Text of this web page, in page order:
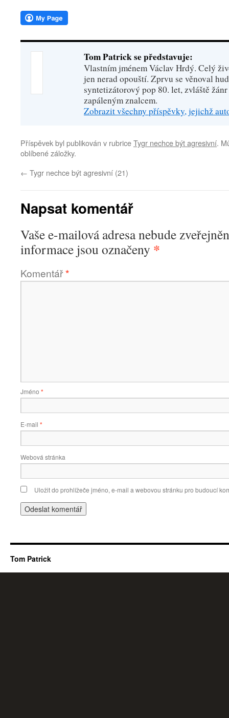
Tom Patrick se představuje:
Vlastním jménem Václav Hrdý. Celý
jen nerad opouští. Zprvu se věnoval
syntetizátorový pop 80. let, zvláště
zapáleným znalcem.
Zobrazit všechny příspěvky, jejichž
Příspěvek byl publikován v rubriceTygr nechce být agresivní.
oblíbené záložky.
← Tygr nechce být agresivní (21)
Napsat komentář
Vaše e-mailová adresa nebude
informace jsou označeny *
Komentář*
Jméno *
E-mail *
Webová stránka
Uložit do prohlížeče jméno, e-mail a webovou stránku pro budoucí
Tom Patrick